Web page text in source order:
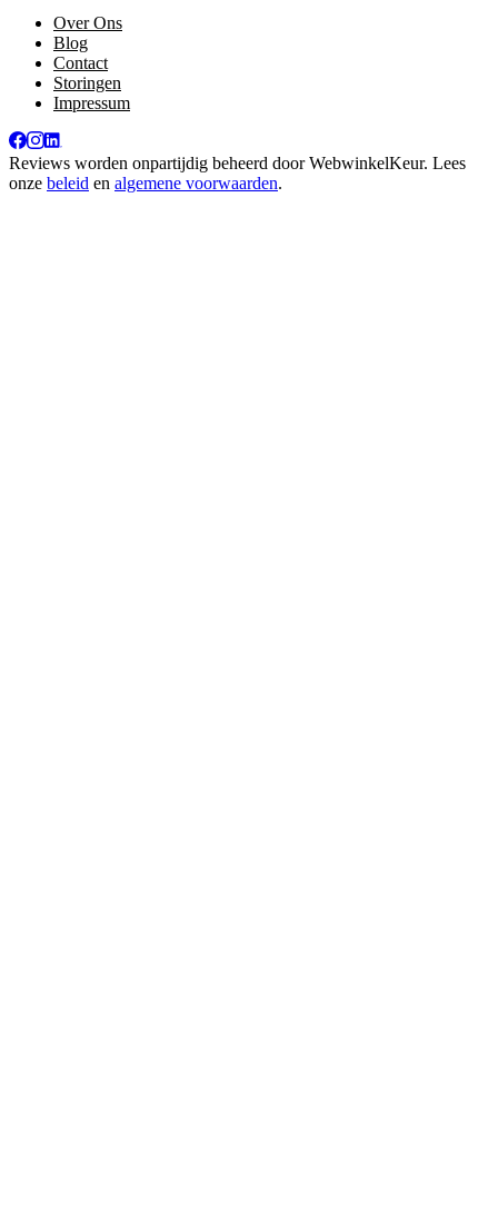
Over Ons
Blog
Contact
Storingen
Impressum
Reviews worden onpartijdig beheerd doorWebwinkelKeur. Lees
onze beleid en algemene voorwaarden.